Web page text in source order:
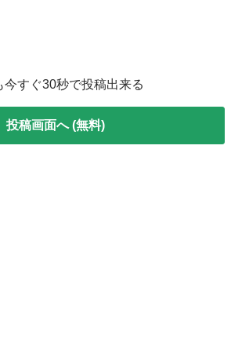
今すぐ30秒で投稿出来る
投稿画面へ (無料)